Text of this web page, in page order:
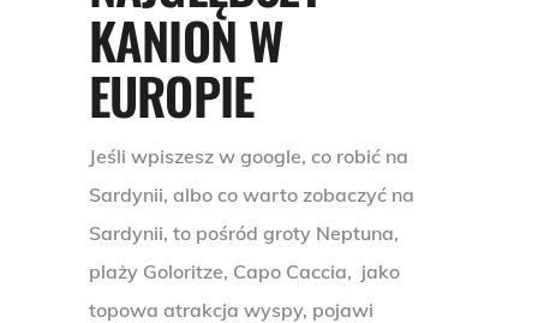
KANION W
EUROPIE
Jeśli wpiszesz w google, co robić na
Sardynii, albo co warto zobaczyć na
Sardynii, to pośród groty Neptuna,
plaży Goloritze, Capo Caccia, jako
topowa atrakcja wyspy, pojawi